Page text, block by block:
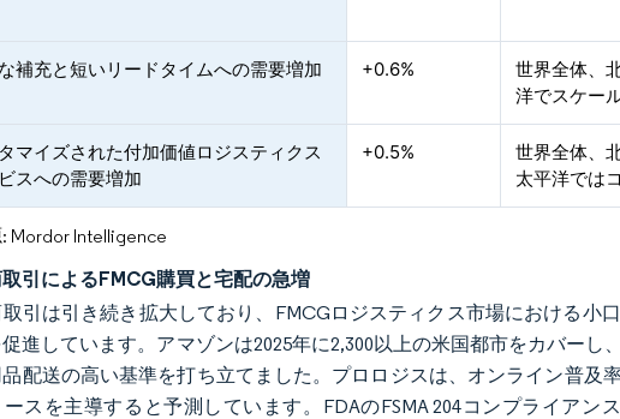
補充と短いリードタイムへの需要増加 +0.6%
世界全体、
洋でスケー
マイズされた付加価値ロジスティクス
スへの需要増加
+0.5%
世界全体、
太平洋では
Mordor Intelligence
引によるFMCG購買と宅配の急増
引は引き続き拡大しており、FMCGロジスティクス市場における小
進しています。アマゾンは2025年に2,300以上の米国都市をカバー
配送の高い基準を打ち立てました。プロロジスは、オンライン普及
スを主導すると予測しています。FDAのFSMA 204コンプライアン